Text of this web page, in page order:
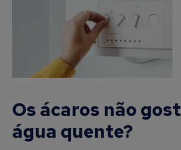
Os ácaros não
água quente?